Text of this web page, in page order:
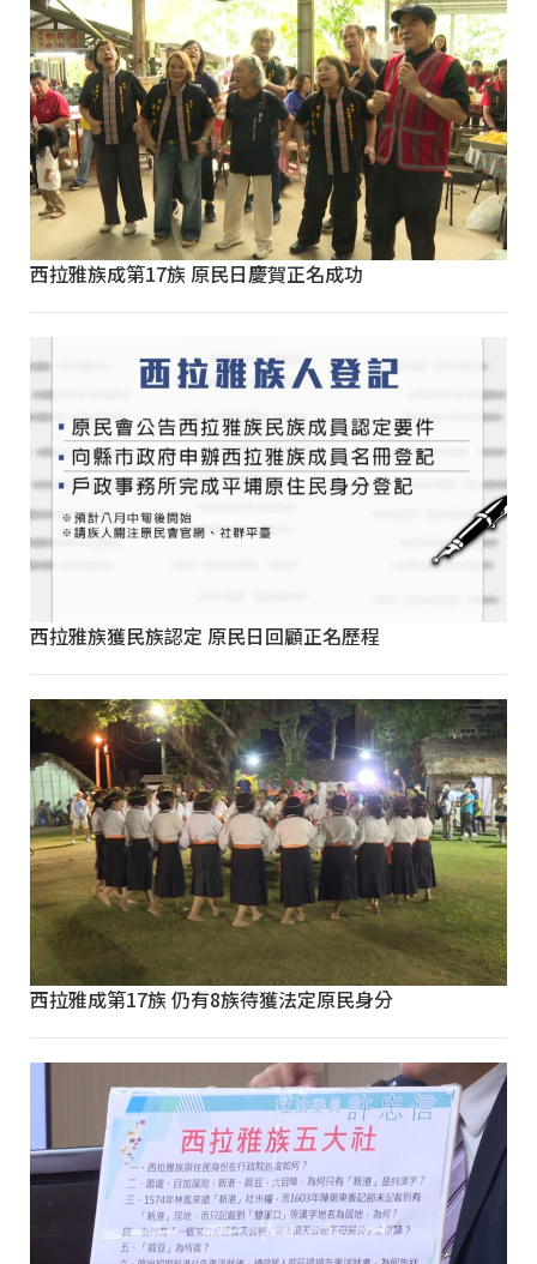
西拉雅族成第17族 原民日慶賀正名成功
西拉雅族獲民族認定 原民日回顧正名歷程
西拉雅成第17族 仍有8族待獲法定原民身分